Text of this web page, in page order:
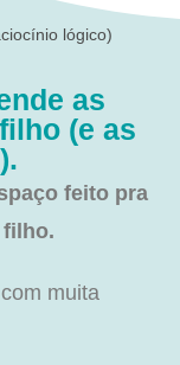
as
(e as
feito pra
filho.
muita